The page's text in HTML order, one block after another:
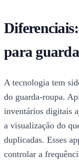
para
A tecnologia tem
do guarda-roupa.
inventários digitais
a visualização do
duplicadas. Esses
controlar a